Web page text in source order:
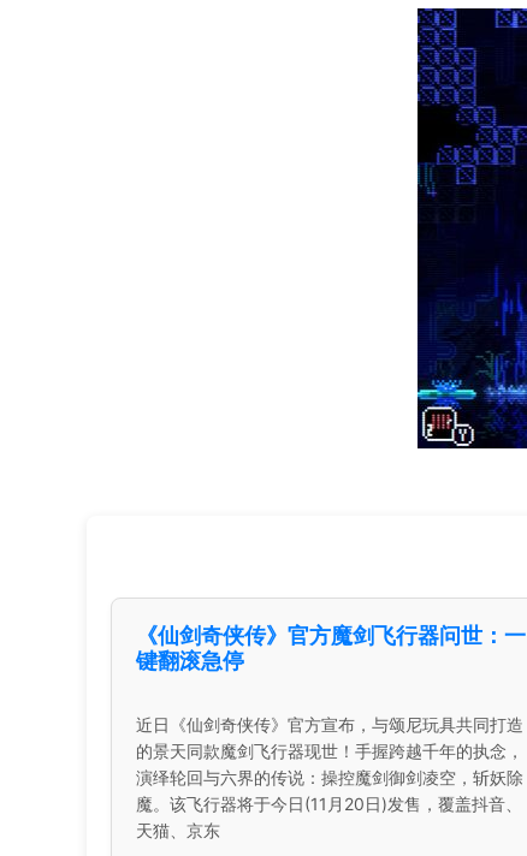
《仙剑奇侠传》官方魔剑飞行器问世：一
键翻滚急停
近日《仙剑奇侠传》官方宣布，与颂尼玩具共同打造
的景天同款魔剑飞行器现世！手握跨越千年的执念，
演绎轮回与六界的传说：操控魔剑御剑凌空，斩妖除
魔。该飞行器将于今日(11月20日)发售，覆盖抖音、
天猫、京东